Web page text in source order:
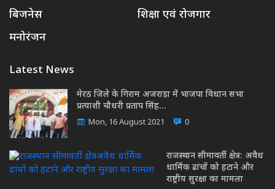
बिजनेस
शिक्षा एवं रोजगार
मनोरंजन
Latest News
मेरठ जिले के गिराम अजराड़ा में भाजपा विधान सभा
प्रत्याशी चौधरी प्रताप सिंह…
Mon, 16 August 2021 0
राजस्थान सीमावर्ती क्षेत्र: अवैध
धार्मिक ढांचों को हटाने और
राष्ट्रीय सुरक्षा का मामला